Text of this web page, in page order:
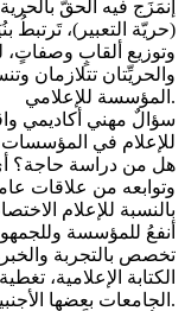
إنمَزَج فيه الحقّ
(حريّة التعبير)، تَرتبطُ
وتوزيع ألقابٍ وصفاتٍ،
والحريِّتان تتلازمان
المؤسسة للإعلامي.
للإعلام في المؤسسات
هل من دراسة حاجة؟
وتوابعه من علاقات
بالنسبة للإعلام
أنفعُ للمؤسسة
تخصص بالتجربة
الكتابة الإعلامية،
الجامعات بعضها الأجنبية، بأن تضيف ماستر تخصص إلى أي إجازة.